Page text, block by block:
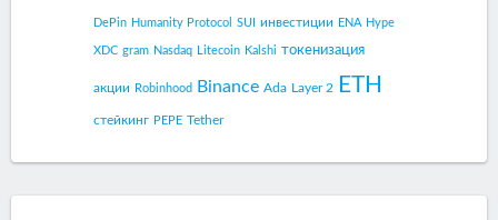
DePin Humanity Protocol SUI инвестиции ENA Hype
XDC gram Nasdaq Litecoin Kalshi токенизация
акции Robinhood Binance Ada Layer 2 ETH
стейкинг PEPE Tether